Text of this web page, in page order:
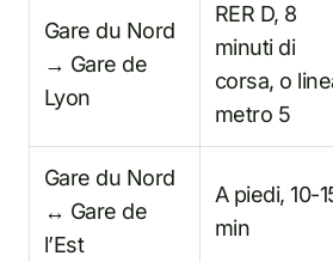
Gare du Nord
→ Gare de
Lyon
RER D, 8
minuti di
corsa, o
metro 5
Gare du Nord
↔ Gare de
l’Est
A piedi, 10-
min